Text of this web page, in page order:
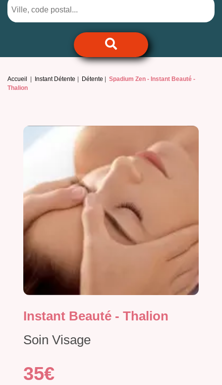
Accueil Instant Détente Détente Spadium Zen - Instant Beauté -
Thalion
Instant Beauté - Thalion
Soin Visage
35€